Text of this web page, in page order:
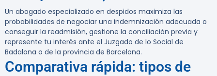
Un abogado especializado en despidos maximiza las
probabilidades de negociar una indemnización adecuada o
conseguir la readmisión, gestione la conciliación previa y
represente tu interés ante el Juzgado de lo Social de
Badalona o de la provincia de Barcelona.
Comparativa rápida: tipos de